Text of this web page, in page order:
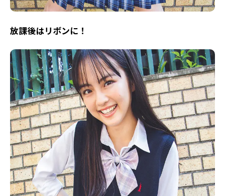
放課後はリボンに！